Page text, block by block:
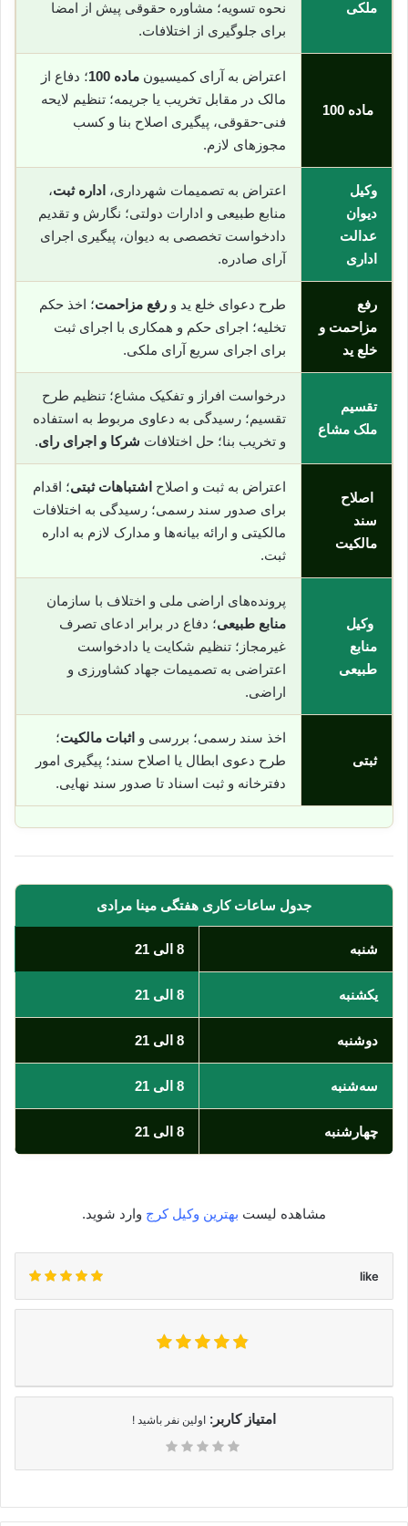
ملکی
نحوه تسویه؛ مشاوره حقوقی پیش از امضا
برای جلوگیری از اختلافات.
ماده 100
اعتراض به آرای کمیسیون ماده 100
؛ دفاع از
مالک در مقابل تخریب یا جریمه؛ تنظیم لایحه
فنی-حقوقی، پیگیری اصلاح بنا و کسب
مجوزهای لازم.
وکیل
دیوان
عدالت
اداری
اعتراض به تصمیمات شهرداری، اداره ثبت،
منابع طبیعی و ادارات دولتی؛ نگارش و تقدیم
دادخواست تخصصی به دیوان، پیگیری اجرای
آرای صادره.
رفع
مزاحمت و
خلع ید
طرح دعوای خلع ید و رفع مزاحمت؛ اخذ حکم
تخلیه؛ اجرای حکم و همکاری با اجرای ثبت
برای اجرای سریع آرای ملکی.
تقسیم
ملک مشاع
درخواست افراز و تفکیک مشاع؛ تنظیم طرح
تقسیم؛ رسیدگی به دعاوی مربوط به استفاده
و تخریب بنا؛ حل اختلافات شرکا و اجرای رای.
اصلاح
سند
مالکیت
اعتراض به ثبت و اصلاح اشتباهات ثبتی؛ اقدام
برای صدور سند رسمی؛ رسیدگی به اختلافات
مالکیتی و ارائه بیانه‌ها و مدارک لازم به اداره
ثبت.
وکیل
منابع
طبیعی
پرونده‌های اراضی ملی و اختلاف با سازمان
منابع طبیعی؛ دفاع در برابر ادعای تصرف
غیرمجاز؛ تنظیم شکایت یا دادخواست
اعتراضی به تصمیمات جهاد کشاورزی و
اراضی.
ثبتی
اخذ سند رسمی؛ بررسی و اثبات مالکیت؛
طرح دعوی ابطال یا اصلاح سند؛ پیگیری امور
دفترخانه و ثبت اسناد تا صدور سند نهایی.
جدول ساعات کاری هفتگی مینا مرادی
شنبه 8 الی 21
یکشنبه 8 الی 21
دوشنبه 8 الی 21
سه‌شنبه 8 الی 21
چهارشنبه 8 الی 21
مشاهده لیست بهترین وکیل کرج وارد شوید.
like
امتیاز کاربر: اولین نفر باشید !